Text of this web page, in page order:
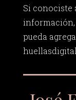
Si conociste
información,
pueda